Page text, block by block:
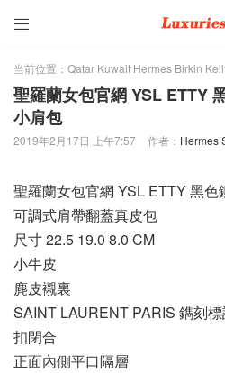

当前位置： Qatar Kuwait Hermes Birkin
聖羅蘭女包官網 YSL ETTY
小肩包
2019年2月17日 上午7:57 作者： Hermes
聖羅蘭女包官網 YSL ETTY 黑
可調式肩帶翻蓋真皮包
尺寸 22.5 19.0 8.0 CM
小牛皮
麂皮襯裏
SAINT LAURENT PARIS 鐫刻
扣閉合
正面內側平口隔層